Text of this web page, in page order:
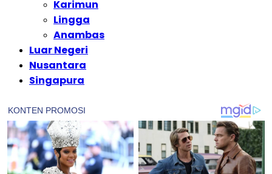
Karimun
Lingga
Anambas
Luar Negeri
Nusantara
Singapura